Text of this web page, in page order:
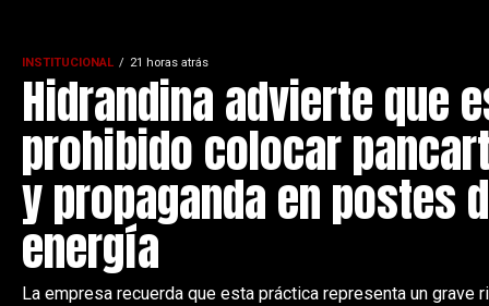
INSTITUCIONAL 21 horas atrás
Hidrandina advierte que
prohibido colocar
y propaganda en postes
energía
La empresa recuerda que esta práctica representa un grave